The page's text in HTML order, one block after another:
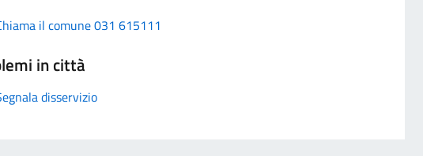
il comune 031 615111
in città
disservizio